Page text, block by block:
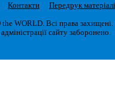
Контакти
Передрук
WORLD. Всі права захищені.
сайту заборонено.